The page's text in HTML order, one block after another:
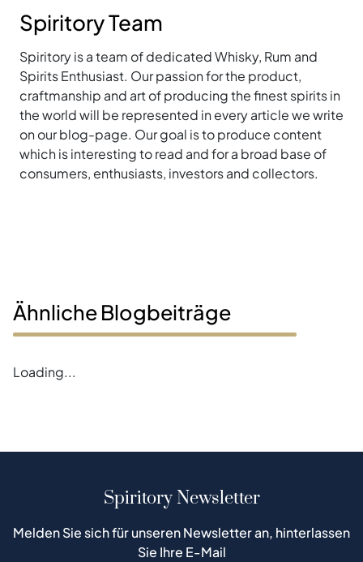
Spiritory Team
Spiritory is a team of dedicated Whisky, Rum and
Spirits Enthusiast. Our passion for the product,
craftmanship and art of producing the finest spirits in
the world will be represented in every article we write
on our blog-page. Our goal is to produce content
which is interesting to read and for a broad base of
consumers, enthusiasts, investors and collectors.
Ähnliche Blogbeiträge
Loading...
Spiritory Newsletter
Melden Sie sich für unseren Newsletter an, hinterlassen
Sie Ihre E-Mail